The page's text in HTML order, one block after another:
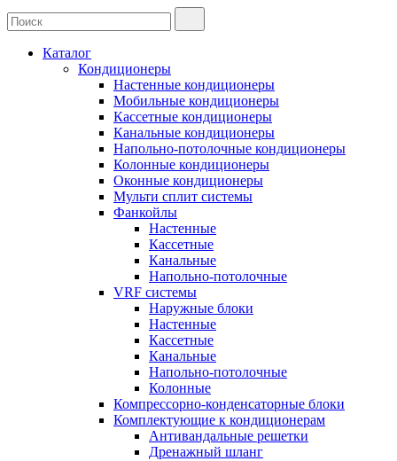
Каталог
Кондиционеры
Настенные кондиционеры
Мобильные кондиционеры
Кассетные кондиционеры
Канальные кондиционеры
Напольно-потолочные кондиционеры
Колонные кондиционеры
Оконные кондиционеры
Мульти сплит системы
Фанкойлы
Настенные
Кассетные
Канальные
Напольно-потолочные
VRF системы
Наружные блоки
Настенные
Кассетные
Канальные
Напольно-потолочные
Колонные
Компрессорно-конденсаторные блоки
Комплектующие к кондиционерам
Антивандальные решетки
Дренажный шланг